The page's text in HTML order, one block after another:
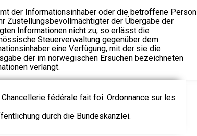
der Informationsinhaber oder die betroffene Person
Zustellungsbevollmächtigter der Übergabe der
Informationen nicht zu, so erlässt die
Steuerverwaltung gegenüber dem
eine Verfügung, mit der sie die
der im norwegischen Ersuchen bezeichneten
verlangt.
fédérale fait foi. Ordonnance sur les
durch die Bundeskanzlei.